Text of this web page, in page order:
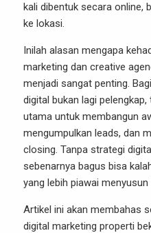
kali dibentuk secara online,
ke lokasi.
Inilah alasan mengapa
marketing dan creative
menjadi sangat penting.
digital bukan lagi
utama untuk membangun
mengumpulkan leads, dan
closing. Tanpa strategi
sebenarnya bagus bisa
yang lebih piawai
Artikel ini akan membahas
digital marketing properti